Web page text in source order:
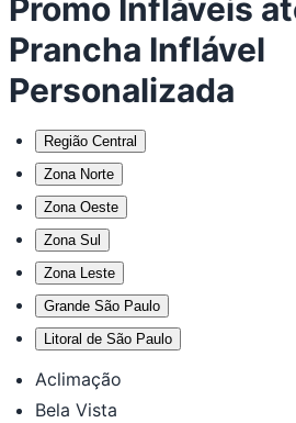
Promo Infláveis
Prancha Inflável
Personalizada
Região Central
Zona Norte
Zona Oeste
Zona Sul
Zona Leste
Grande São Paulo
Litoral de São Paulo
Aclimação
Bela Vista